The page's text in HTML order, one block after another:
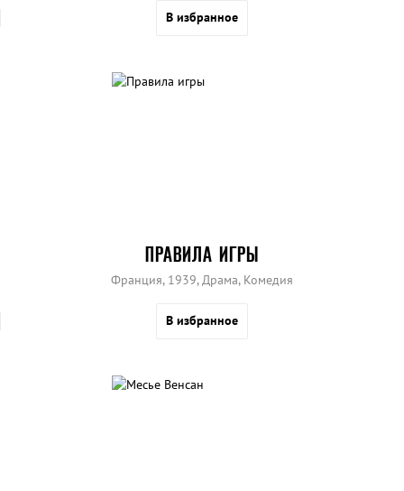
В избранное
ПРАВИЛА ИГРЫ
Франция, 1939, Драма, Комедия
В избранное